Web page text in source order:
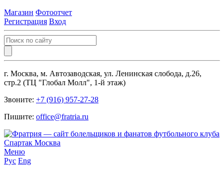
Магазин Фотоотчет
Регистрация Вход
г. Москва, м. Автозаводская, ул. Ленинская слобода, д.26,
стр.2 (ТЦ "Глобал Молл", 1-й этаж)
Звоните: +7 (916) 957-27-28
Пишите: office@fratria.ru
Меню
Рус Eng